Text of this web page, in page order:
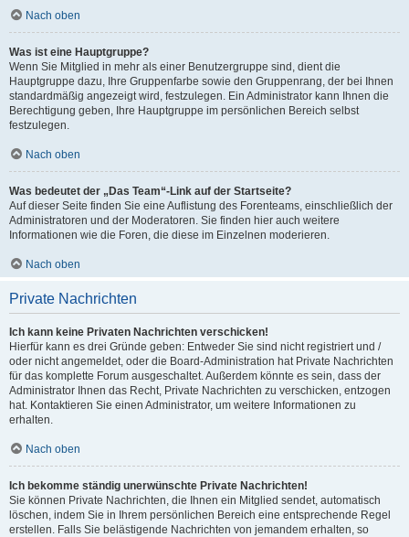
Nach oben
Was ist eine Hauptgruppe?
Wenn Sie Mitglied in mehr als einer Benutzergruppe sind, dient die
Hauptgruppe dazu, Ihre Gruppenfarbe sowie den Gruppenrang, der bei Ihnen
standardmäßig angezeigt wird, festzulegen. Ein Administrator kann Ihnen die
Berechtigung geben, Ihre Hauptgruppe im persönlichen Bereich selbst
festzulegen.
Nach oben
Was bedeutet der „Das Team“-Link auf der Startseite?
Auf dieser Seite finden Sie eine Auflistung des Forenteams, einschließlich der
Administratoren und der Moderatoren. Sie finden hier auch weitere
Informationen wie die Foren, die diese im Einzelnen moderieren.
Nach oben
Private Nachrichten
Ich kann keine Privaten Nachrichten verschicken!
Hierfür kann es drei Gründe geben: Entweder Sie sind nicht registriert und /
oder nicht angemeldet, oder die Board-Administration hat Private Nachrichten
für das komplette Forum ausgeschaltet. Außerdem könnte es sein, dass der
Administrator Ihnen das Recht, Private Nachrichten zu verschicken, entzogen
hat. Kontaktieren Sie einen Administrator, um weitere Informationen zu
erhalten.
Nach oben
Ich bekomme ständig unerwünschte Private Nachrichten!
Sie können Private Nachrichten, die Ihnen ein Mitglied sendet, automatisch
löschen, indem Sie in Ihrem persönlichen Bereich eine entsprechende Regel
erstellen. Falls Sie belästigende Nachrichten von jemandem erhalten, so